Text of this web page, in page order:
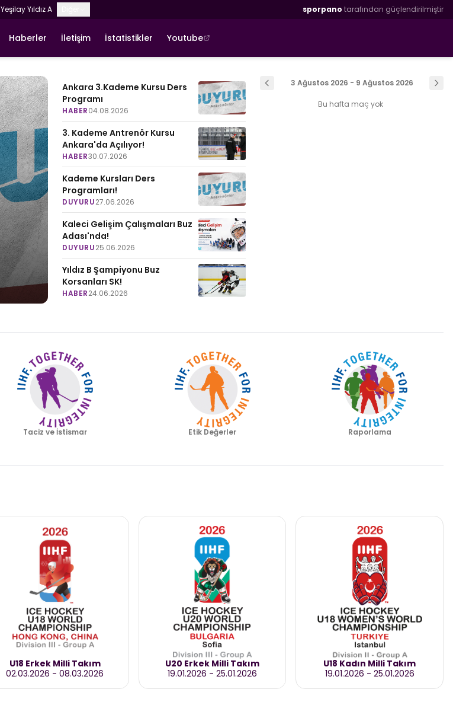
Yeşilay Yıldız A sporpano tarafından güçlendirilmiştir
Haberler İletişim İstatistikler Youtube
Ankara 3.Kademe Kursu Ders
Programı
HABER04.08.2026
3. Kademe Antrenör Kursu
Ankara'da Açılıyor!
HABER30.07.2026
Kademe Kursları Ders
Programları!
DUYURU27.06.2026
Kaleci Gelişim Çalışmaları Buz
Adası'nda!
DUYURU25.06.2026
Yıldız B Şampiyonu Buz
Korsanları SK!
HABER24.06.2026
3 Ağustos 2026 - 9 Ağustos 2026
Bu hafta maç yok
Taciz ve İstismar Etik Değerler Raporlama
U18 Erkek Milli Takım
02.03.2026 -08.03.2026
U20 Erkek Milli Takım
19.01.2026 -25.01.2026
U18 Kadın Milli Takım
19.01.2026 - 25.01.2026